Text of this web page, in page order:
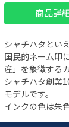
商品詳
シャチハタとい
国民的ネーム印
産」を象徴する
シャチハタ創業
モデルです。
インクの色は朱色